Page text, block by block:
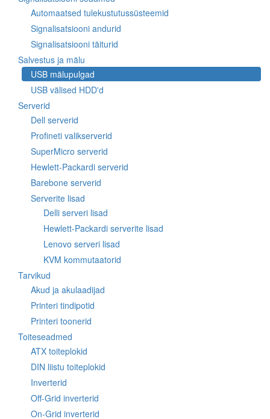
Automaatsed tulekustutussüsteemid
Signalisatsiooni andurid
Signalisatsiooni täiturid
Salvestus ja mälu
USB mälupulgad
USB välised HDD'd
Serverid
Dell serverid
Profineti valikserverid
SuperMicro serverid
Hewlett-Packardi serverid
Barebone serverid
Serverite lisad
Delli serveri lisad
Hewlett-Packardi serverite lisad
Lenovo serveri lisad
KVM kommutaatorid
Tarvikud
Akud ja akulaadijad
Printeri tindipotid
Printeri toonerid
Toiteseadmed
ATX toiteplokid
DIN liistu toiteplokid
Inverterid
Off-Grid inverterid
On-Grid inverterid